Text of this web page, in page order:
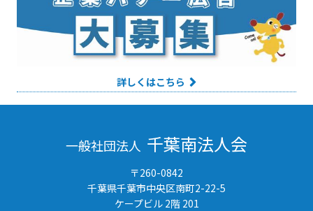
詳しくはこちら
一般社団法人 千葉南法人会
〒260-0842
千葉県千葉市中央区南町2-22-5
ケープビル 2階 201